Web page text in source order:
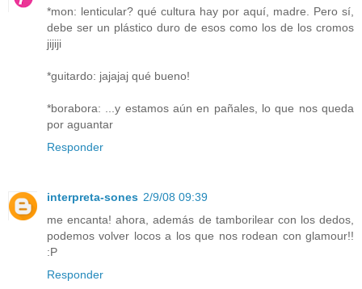
*mon: lenticular? qué cultura hay por aquí, madre. Pero sí,
debe ser un plástico duro de esos como los de los cromos
jijiji
*guitardo: jajajaj qué bueno!
*borabora: ...y estamos aún en pañales, lo que nos queda
por aguantar
Responder
interpreta-sones 2/9/08 09:39
me encanta! ahora, además de tamborilear con los dedos,
podemos volver locos a los que nos rodean con glamour!!
:P
Responder